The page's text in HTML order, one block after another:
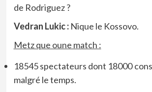
de Rodriguez ?
Vedran Lukic : Nique le Kossovo.
Metz que oune match :
18545 spectateurs dont 18000
malgré le temps.